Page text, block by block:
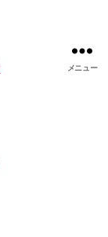
メニュー